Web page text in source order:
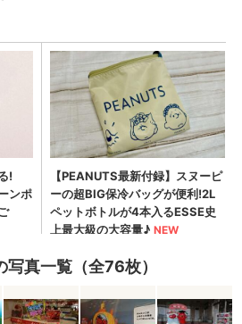
写真一覧（全76枚）